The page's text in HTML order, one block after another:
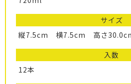
サイズ
縦7.5cm 横7.5cm 高さ
入数
12本